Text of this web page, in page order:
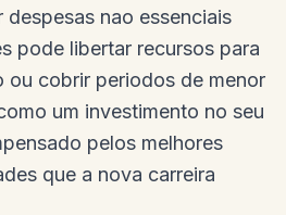
nao essenciais
pode libertar recursos para
ou cobrir periodos de menor
um investimento no seu
pelos melhores
que a nova carreira